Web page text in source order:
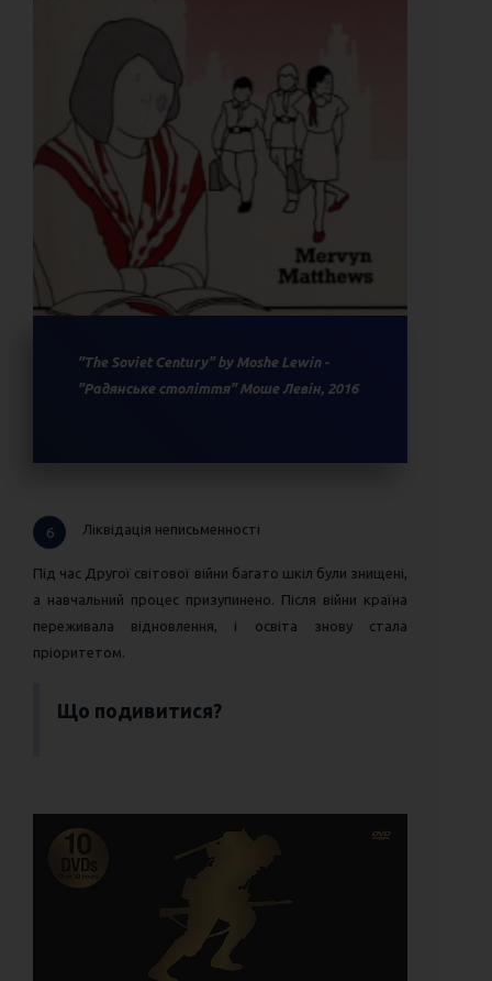
"The Soviet Century" by Moshe Lewin -
"Радянське століття" Моше Левін, 2016
6 Ліквідація неписьменності
Під час Другої світової війни багато шкіл були знищені,
а навчальний процес призупинено. Після війни країна
переживала відновлення, і освіта знову стала
пріоритетом.
Що подивитися?